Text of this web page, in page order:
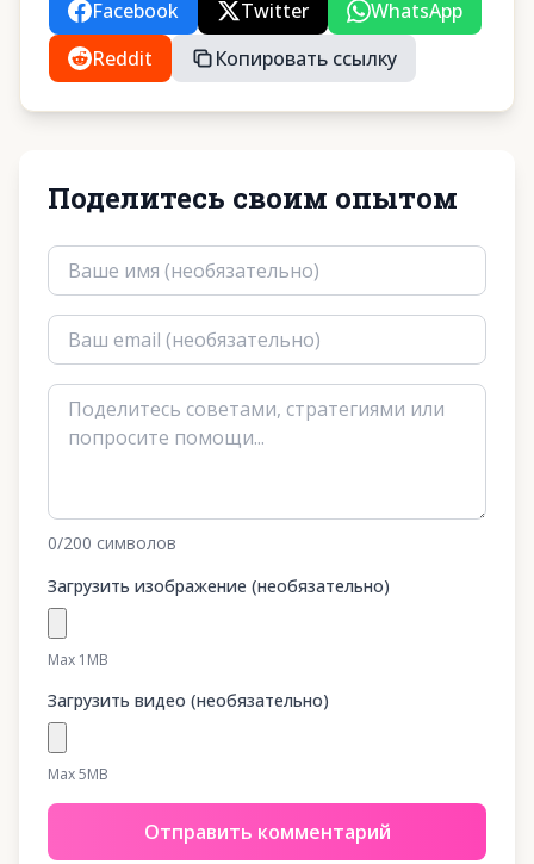
Facebook Twitter
WhatsApp
Reddit
Копировать ссылку
Поделитесь своим опытом
0/200 символов
Загрузить изображение (необязательно)
Max 1MB
Загрузить видео (необязательно)
Max 5MB
Отправить комментарий